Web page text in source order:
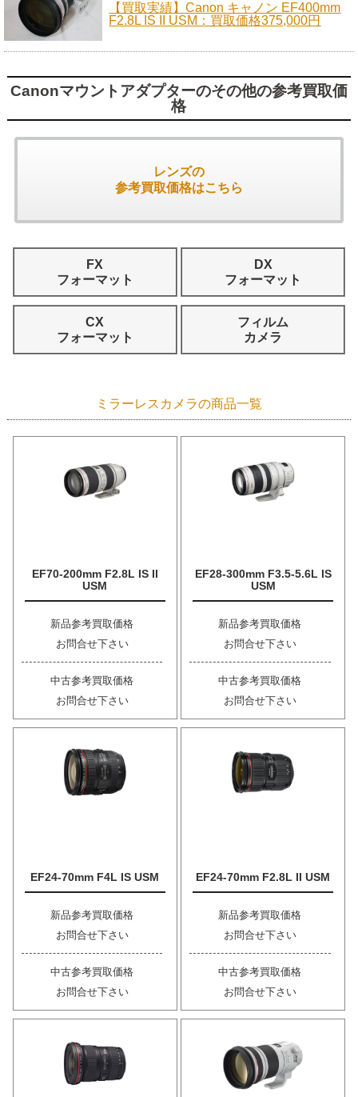
【買取実績】Canon キャノン EF400mm
F2.8L IS II USM：買取価格375,000円
Canonマウントアダプターのその他の参考買取価
格
レンズの
参考買取価格はこちら
FX
フォーマット
DX
フォーマット
CX
フォーマット
フィルム
カメラ
ミラーレスカメラの商品一覧
EF70-200mm F2.8L IS II
USM
新品参考買取価格
お問合せ下さい
中古参考買取価格
お問合せ下さい
EF28-300mm F3.5-5.6L IS
USM
新品参考買取価格
お問合せ下さい
中古参考買取価格
お問合せ下さい
EF24-70mm F4L IS USM
新品参考買取価格
お問合せ下さい
中古参考買取価格
お問合せ下さい
EF24-70mm F2.8L II USM
新品参考買取価格
お問合せ下さい
中古参考買取価格
お問合せ下さい